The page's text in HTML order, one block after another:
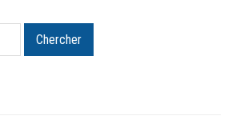
Chercher